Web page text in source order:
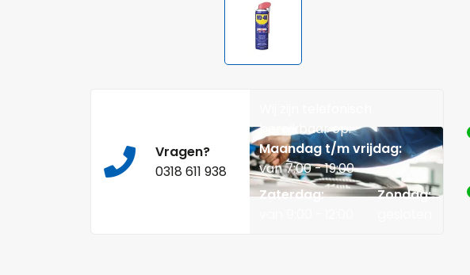
Vragen?
0318 611 938
bereikbaar op:
Maandag t/m vrijdag:
van 7:00 - 19:00
Zaterdag:
Zondag: